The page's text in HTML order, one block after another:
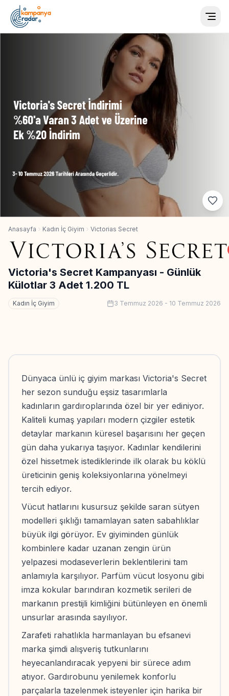
Anasayfa Kadın İç Giyim Victorias Secret
Victoria's Secret Kampanyası - Günlük
Külotlar 3 Adet 1.200 TL
Kadın İç Giyim 3 Temmuz 2026 - 10 Temmuz 2026
Dünyaca ünlü iç giyim markası Victoria's Secret
her sezon sunduğu eşsiz tasarımlarla
kadınların gardıroplarında özel bir yer ediniyor.
Kaliteli kumaş yapıları modern çizgiler estetik
detaylar markanın küresel başarısını her geçen
gün daha yukarıya taşıyor. Kadınlar kendilerini
özel hissetmek istediklerinde ilk olarak bu köklü
üreticinin geniş koleksiyonlarına yönelmeyi
tercih ediyor.
Vücut hatlarını kusursuz şekilde saran sütyen
modelleri şıklığı tamamlayan saten sabahlıklar
büyük ilgi görüyor. Ev giyiminden günlük
kombinlere kadar uzanan zengin ürün
yelpazesi modaseverlerin beklentilerini tam
anlamıyla karşılıyor. Parfüm vücut losyonu gibi
imza kokular barındıran kozmetik serileri de
markanın prestijli kimliğini bütünleyen en önemli
unsurlar arasında sayılıyor.
Zarafeti rahatlıkla harmanlayan bu efsanevi
marka şimdi alışveriş tutkunlarını
heyecanlandıracak yepyeni bir sürece adım
atıyor. Gardırobunu yenilemek konforlu
parçalarla tazelenmek isteyenler için harika bir